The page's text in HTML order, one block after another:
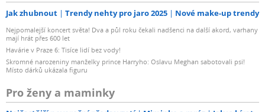
Jak zhubnout Trendy nehty pro jaro 2025 Nové make-up trendy
Nejpomalejší koncert světa! Dva a půl roku čekali nadšenci na další akord, varhany
mají hrát přes 600 let
Havárie v Praze 6: Tisíce lidí bez vody!
Skromné narozeniny manželky prince Harryho: Oslavu Meghan sabotovali psi!
Místo dárků ukázala figuru
Pro ženy a maminky